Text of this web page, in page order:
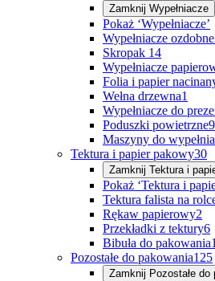
Zamknij Wypełniacze
Pokaż ‘Wypełniacze’
Wypełniacze ozdobne
Skropak 14
Wypełniacze
Folia i papier
Wełna drzewna1
Wypełniacze do
Poduszki powietrzne9
Maszyny do
Tektura i papier pakowy30
Zamknij Tektura i
Pokaż ‘Tektura i
Tektura falista na
Rękaw papierowy2
Przekładki z tektury6
Bibuła do pakowania
Pozostałe do pakowania125
Zamknij Pozostałe do